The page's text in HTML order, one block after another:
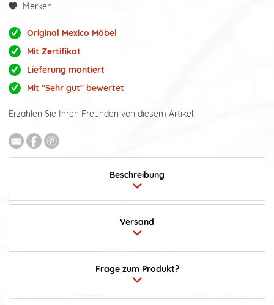
Merken
Original Mexico Möbel
Mit Zertifikat
Lieferung montiert
Mit "Sehr gut" bewertet
Erzählen Sie Ihren Freunden von diesem Artikel:
Beschreibung
Frage zum Produkt?
Versand